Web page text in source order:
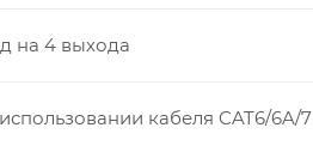
на 4 выхода
кабеля CAT6/6A/7